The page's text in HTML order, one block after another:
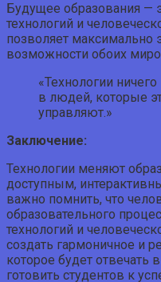
Будущее образования —
технологий и
позволяет максимально
возможности обоих
«Технологии
в людей, которые
управляют.»
Заключение:
Технологии меняют
доступным,
важно помнить, что
образовательного
технологий и
создать гармоничное и
которое будет
готовить студентов к